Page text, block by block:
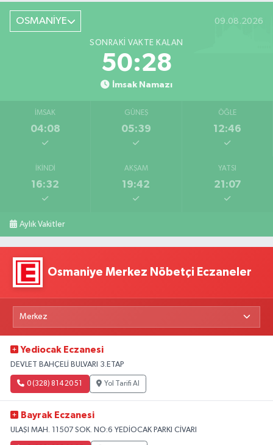
OSMANİYE 09.08.2026
SONRAKI VAKTE KALAN
50:27
İmsak Namazı
İMSAK
04:08
GÜNEŞ
05:39
ÖĞLE
12:46
İKINDI
16:32
AKŞAM
19:42
YATSI
21:07
Aylık Vakitler
Osmaniye Merkez Nöbetçi Eczaneler
Yediocak Eczanesi
DEVLET BAHÇELİ BULVARI 3.ETAP
0 (328) 814 20 51 Yol Tarifi Al
Bayrak Eczanesi
ULAŞI MAH. 11507 SOK. NO:6 YEDİOCAK PARKI CİVARI